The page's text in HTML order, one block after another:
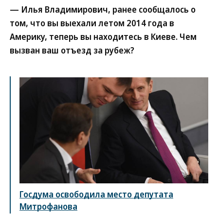
— Илья Владимирович, ранее сообщалось о
том, что вы выехали летом 2014 года в
Америку, теперь вы находитесь в Киеве. Чем
вызван ваш отъезд за рубеж?
Госдума освободила место депутата
Митрофанова